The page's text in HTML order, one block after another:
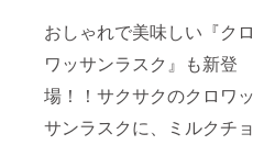
おしゃれで美味しい『クロ
ワッサンラスク』も新登
場！！サクサクのクロワッ
サンラスクに、ミルクチョ